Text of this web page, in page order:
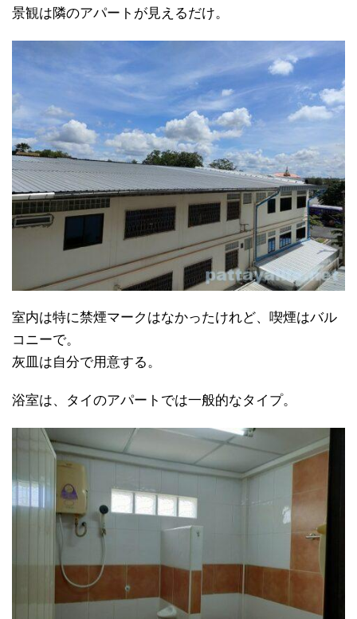
景観は隣のアパートが見えるだけ。
室内は特に禁煙マークはなかったけれど、喫煙はバル
コニーで。
灰皿は自分で用意する。
浴室は、タイのアパートでは一般的なタイプ。